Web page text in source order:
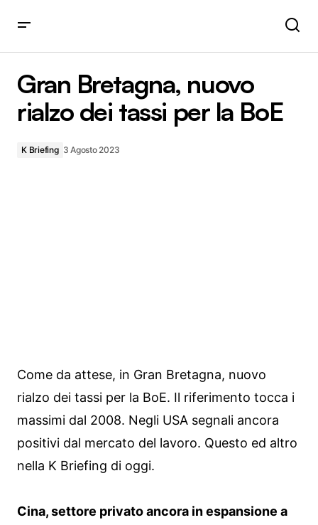
Gran Bretagna, nuovo
rialzo dei tassi per la BoE
K Briefing 3 Agosto 2023
Come da attese, in Gran Bretagna, nuovo
rialzo dei tassi per la BoE. Il riferimento tocca i
massimi dal 2008. Negli USA segnali ancora
positivi dal mercato del lavoro. Questo ed altro
nella K Briefing di oggi.
Cina, settore privato ancora in espansione a